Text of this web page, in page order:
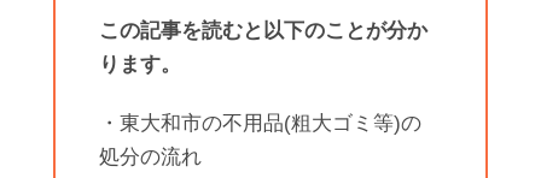
この記事を読むと以下のことが分か
ります。
・東大和市の不用品(粗大ゴミ等)の
処分の流れ